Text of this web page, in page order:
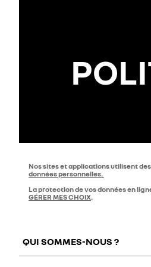
Nos sites et applications utilisent
données personnelles.
La protection de vos données en
GÉRER MES CHOIX.
QUI SOMMES-NOUS ?